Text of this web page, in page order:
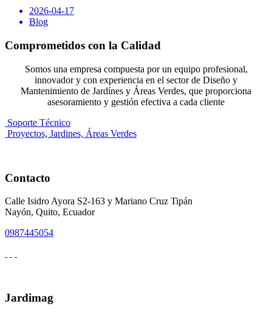
2026-04-17
Blog
Comprometidos con la Calidad
Somos una empresa compuesta por un equipo profesional,
innovador y con experiencia en el sector de Diseño y
Mantenimiento de Jardínes y Áreas Verdes, que proporciona
asesoramiento y gestión efectiva a cada cliente
Soporte Técnico
Proyectos, Jardines, Áreas Verdes
Contacto
Calle Isidro Ayora S2-163 y Mariano Cruz Tipán
Nayón, Quito, Ecuador
0987445054
Jardimag